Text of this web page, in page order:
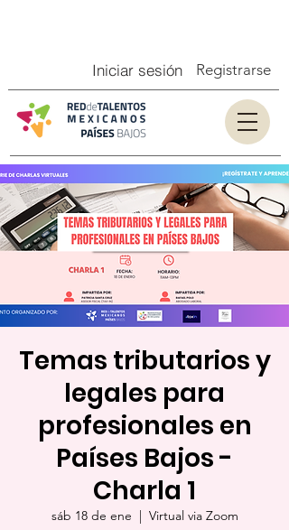
Iniciar sesión Registrarse
Temas tributarios y
legales para
profesionales en
Países Bajos -
Charla 1
sáb 18 de ene
  |
Virtual via Zoom